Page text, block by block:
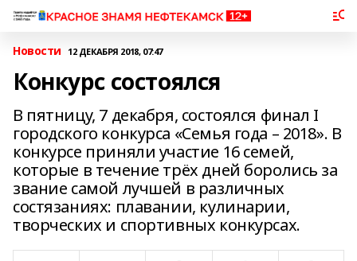
Новости 12 ДЕКАБРЯ 2018, 07:47
Конкурс состоялся
В пятницу, 7 декабря, состоялся финал I
городского конкурса «Семья года – 2018». В
конкурсе приняли участие 16 семей,
которые в течение трёх дней боролись за
звание самой лучшей в различных
состязаниях: плавании, кулинарии,
творческих и спортивных конкурсах.